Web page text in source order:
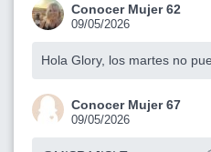
Conocer Mujer 62
09/05/2026
Hola Glory, los martes no
Conocer Mujer 67
09/05/2026